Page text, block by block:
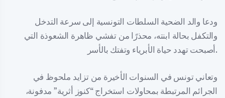
ودعا والد الضحية السلطات التونسية إلى سرعة التدخل
والتكفل بحالة ابنته، محذرًا من تفشي ظاهرة الشعوذة التي
أصبحت تهدد حياة الأبرياء وتفتك بالأسر.
وتعاني تونس في السنوات الأخيرة من تزايد ملحوظ في
الجرائم المرتبطة بمحاولات استخراج “كنوز أثرية” مدفونة،